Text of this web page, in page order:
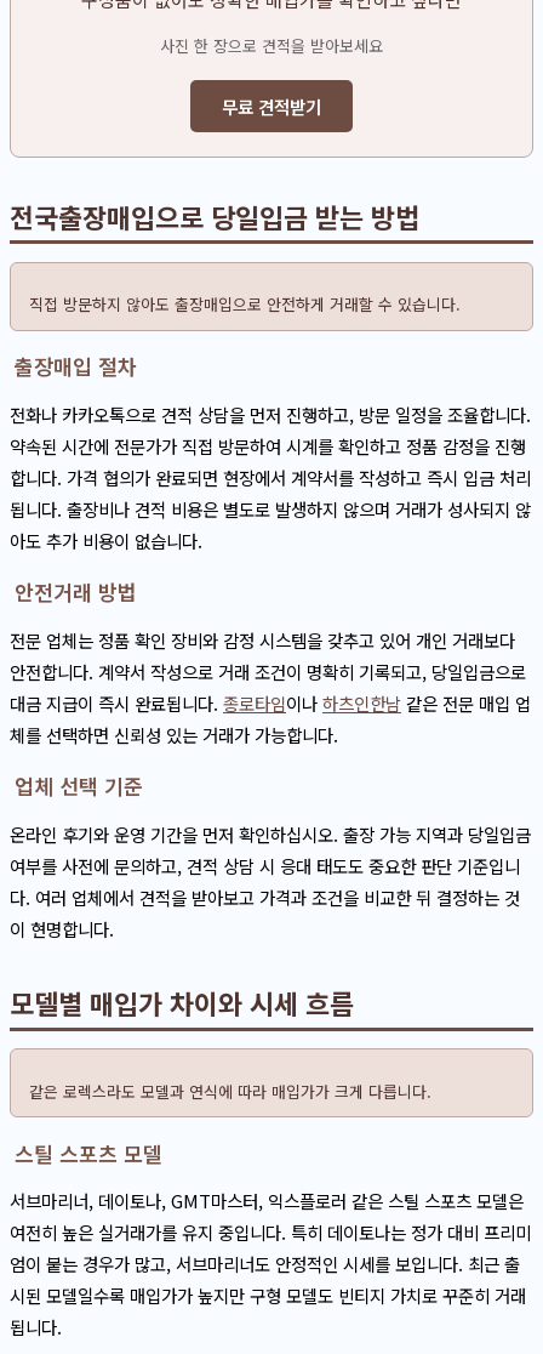
사진 한 장으로 견적을 받아보세요
무료 견적받기
전국출장매입으로 당일입금 받는 방법
직접 방문하지 않아도 출장매입으로 안전하게 거래할 수 있습니다.
출장매입 절차
전화나 카카오톡으로 견적 상담을 먼저 진행하고, 방문 일정을 조율합니다.
약속된 시간에 전문가가 직접 방문하여 시계를 확인하고 정품 감정을 진행
합니다. 가격 협의가 완료되면 현장에서 계약서를 작성하고 즉시 입금 처리
됩니다. 출장비나 견적 비용은 별도로 발생하지 않으며 거래가 성사되지 않
아도 추가 비용이 없습니다.
안전거래 방법
전문 업체는 정품 확인 장비와 감정 시스템을 갖추고 있어 개인 거래보다
안전합니다. 계약서 작성으로 거래 조건이 명확히 기록되고, 당일입금으로
대금 지급이 즉시 완료됩니다. 종로타임이나하츠인한남 같은 전문 매입 업
체를 선택하면 신뢰성 있는 거래가 가능합니다.
업체 선택 기준
온라인 후기와 운영 기간을 먼저 확인하십시오. 출장 가능 지역과 당일입금
여부를 사전에 문의하고, 견적 상담 시 응대 태도도 중요한 판단 기준입니
다. 여러 업체에서 견적을 받아보고 가격과 조건을 비교한 뒤 결정하는 것
이 현명합니다.
모델별 매입가 차이와 시세 흐름
같은 로렉스라도 모델과 연식에 따라 매입가가 크게 다릅니다.
스틸 스포츠 모델
서브마리너, 데이토나, GMT마스터, 익스플로러 같은 스틸 스포츠 모델은
여전히 높은 실거래가를 유지 중입니다. 특히 데이토나는 정가 대비 프리미
엄이 붙는 경우가 많고, 서브마리너도 안정적인 시세를 보입니다. 최근 출
시된 모델일수록 매입가가 높지만 구형 모델도 빈티지 가치로 꾸준히 거래
됩니다.